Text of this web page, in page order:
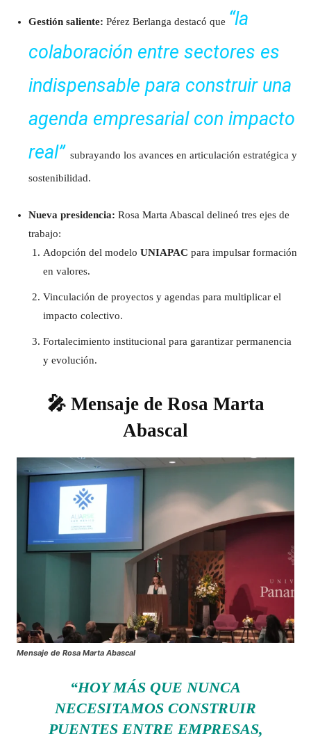
Gestión saliente: Pérez Berlanga destacó que “la
colaboración entre sectores es
indispensable para construir una
agenda empresarial con impacto
real” subrayando los avances en articulación estratégica y
sostenibilidad.
Nueva presidencia: Rosa Marta Abascal delineó tres ejes de
trabajo:
Adopción del modelo UNIAPAC para impulsar formación
en valores.
Vinculación de proyectos y agendas para multiplicar el
impacto colectivo.
Fortalecimiento institucional para garantizar permanencia
y evolución.
🎤 Mensaje de Rosa Marta
Abascal
Mensaje de Rosa Marta Abascal
“HOY MÁS QUE NUNCA
NECESITAMOS CONSTRUIR
PUENTES ENTRE EMPRESAS,